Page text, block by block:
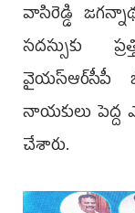
వాసిరెడ్డి
సదస్సుకు
వైయ‌స్ఆర్‌సీపీ
నాయకులు పెద్ద
చేశారు.